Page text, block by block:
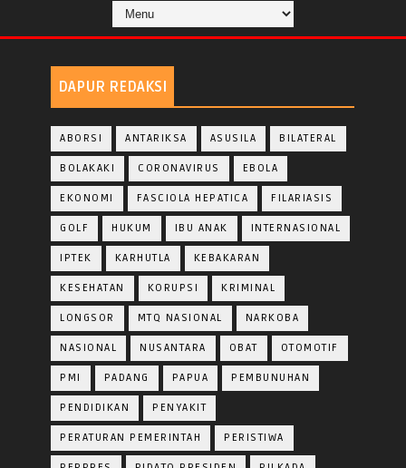
DAPUR REDAKSI
ABORSI ANTARIKSA ASUSILA BILATERAL
BOLAKAKI CORONAVIRUS EBOLA
EKONOMI FASCIOLA HEPATICA FILARIASIS
GOLF HUKUM IBU ANAK INTERNASIONAL
IPTEK KARHUTLA KEBAKARAN
KESEHATAN KORUPSI KRIMINAL
LONGSOR MTQ NASIONAL NARKOBA
NASIONAL NUSANTARA OBAT OTOMOTIF
PMI PADANG PAPUA PEMBUNUHAN
PENDIDIKAN PENYAKIT
PERATURAN PEMERINTAH PERISTIWA